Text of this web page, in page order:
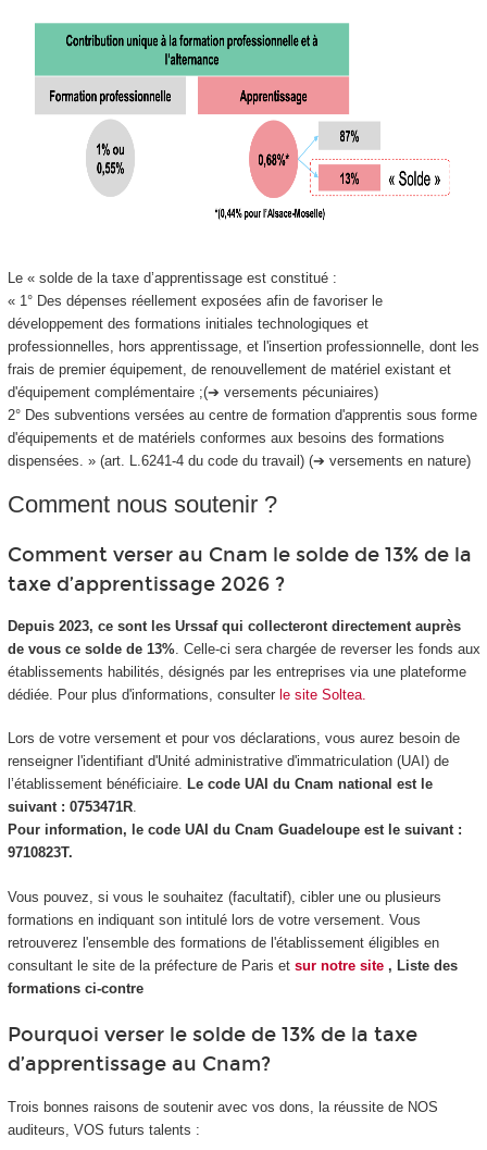
Le « solde de la taxe d’apprentissage est constitué :
« 1° Des dépenses réellement exposées afin de favoriser le
développement des formations initiales technologiques et
professionnelles, hors apprentissage, et l'insertion professionnelle, dont les
frais de premier équipement, de renouvellement de matériel existant et
d'équipement complémentaire ;(➔ versements pécuniaires)
2° Des subventions versées au centre de formation d'apprentis sous forme
d'équipements et de matériels conformes aux besoins des formations
dispensées. » (art. L.6241-4 du code du travail) (➔ versements en nature)
Comment nous soutenir ?
Comment verser au Cnam le solde de 13% de la
taxe d’apprentissage 2026 ?
Depuis 2023, ce sont les Urssaf qui collecteront directement auprès
de vous ce solde de 13%. Celle-ci sera chargée de reverser les fonds aux
établissements habilités, désignés par les entreprises via une plateforme
dédiée. Pour plus d'informations, consulter le site Soltea.
Lors de votre versement et pour vos déclarations, vous aurez besoin de
renseigner l'identifiant d'Unité administrative d'immatriculation (UAI) de
l’établissement bénéficiaire. Le code UAI du Cnam national est le
suivant : 0753471R.
Pour information, le code UAI du Cnam Guadeloupe est le suivant :
9710823T.
Vous pouvez, si vous le souhaitez (facultatif), cibler une ou plusieurs
formations en indiquant son intitulé lors de votre versement. Vous
retrouverez l'ensemble des formations de l'établissement éligibles en
consultant le site de la préfecture de Paris et sur notre site , Liste des
formations ci-contre
Pourquoi verser le solde de 13% de la taxe
d’apprentissage au Cnam?
Trois bonnes raisons de soutenir avec vos dons, la réussite de NOS
auditeurs, VOS futurs talents :